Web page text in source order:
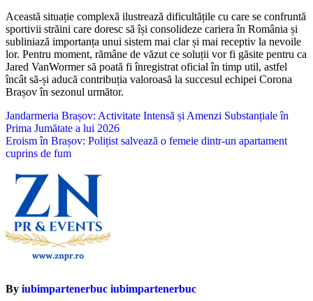
Această situație complexă ilustrează dificultățile cu care se confruntă
sportivii străini care doresc să își consolideze cariera în România și
subliniază importanța unui sistem mai clar și mai receptiv la nevoile
lor. Pentru moment, rămâne de văzut ce soluții vor fi găsite pentru ca
Jared VanWormer să poată fi înregistrat oficial în timp util, astfel
încât să-și aducă contribuția valoroasă la succesul echipei Corona
Brașov în sezonul următor.
Navigare
în
articole
Jandarmeria Brașov: Activitate Intensă și Amenzi Substanțiale în
Prima Jumătate a lui 2026
Eroism în Brașov: Polițist salvează o femeie dintr-un apartament
cuprins de fum
By iubimpartenerbuc iubimpartenerbuc